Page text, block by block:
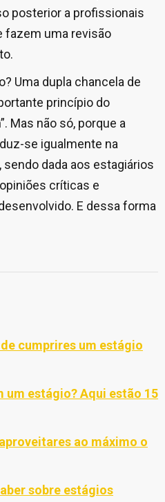
posterior a profissionais
fazem uma revisão
Uma dupla chancela de
princípio do
Mas não só, porque a
se igualmente na
sendo dada aos estagiários
críticas e
E dessa forma
cumprires um estágio
um estágio? Aqui estão 15
ao máximo o
sobre estágios